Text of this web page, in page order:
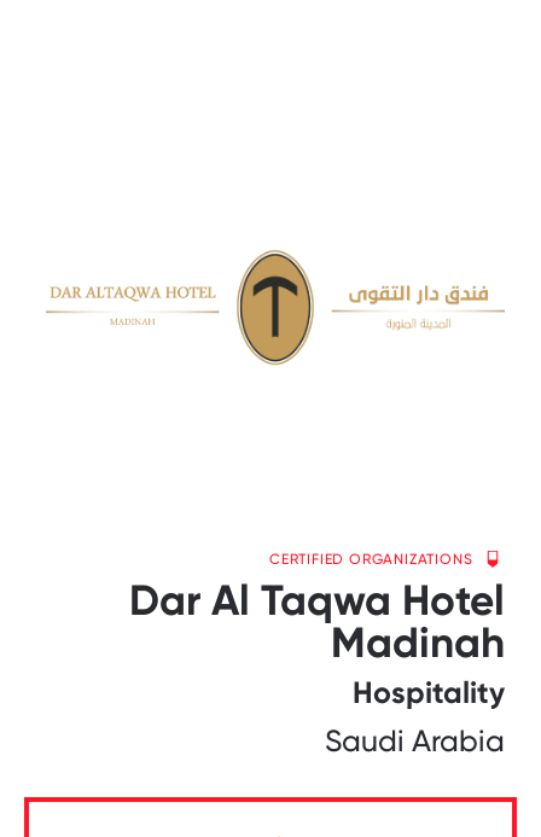
CERTIFIED ORGANIZATIONS
Dar Al Taqwa Hotel
Madinah
Hospitality
Saudi Arabia